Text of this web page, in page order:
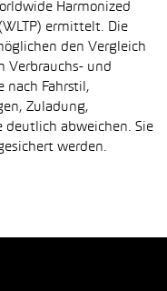
Harmonized
ermittelt. Die
den Vergleich
Verbrauchs- und
nach Fahrstil,
Zuladung,
deutlich abweichen. Sie
werden.